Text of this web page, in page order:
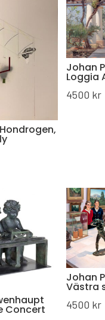
Johan
Loggia
4500 kr
Concert
Johan
Västra
4500 kr